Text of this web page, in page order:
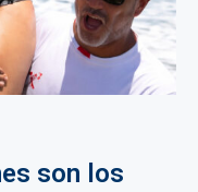
son los